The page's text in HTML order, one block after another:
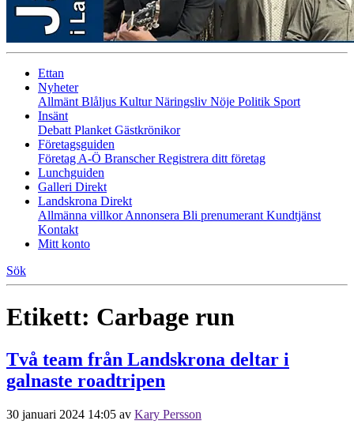
Ettan
Nyheter
Allmänt Blåljus KulturNäringsliv Nöje Politik Sport
Insänt
Debatt Planket Gästkrönikor
Företagsguiden
Företag A-Ö BranscherRegistrera ditt företag
Lunchguiden
Galleri Direkt
Landskrona Direkt
Allmänna villkorAnnonsera Bli prenumerant Kundtjänst
Kontakt
Mitt konto
Sök
Etikett: Carbage run
Två team från Landskrona deltar i
galnaste roadtripen
30 januari 2024 14:05 av Kary Persson